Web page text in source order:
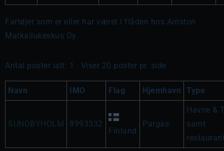
Fartøjer som er eller har været i flåden hos Airiston
Matkailukeskus Oy.
Antal poster ialt: 1 . Viser 20 poster pr. side
Navn IMO Flag Hjemhavn Type
SUNDBYHOLM 8993332
Finland
Pargas
Havne &
samt